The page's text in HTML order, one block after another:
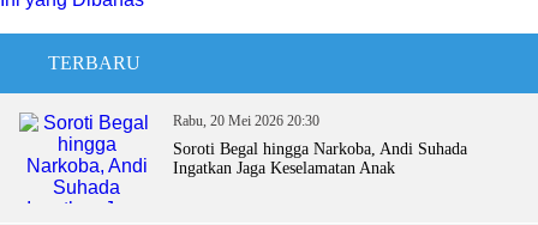
TERBARU
Rabu, 20 Mei 2026 20:30
Soroti Begal hingga Narkoba, Andi Suhada
Ingatkan Jaga Keselamatan Anak